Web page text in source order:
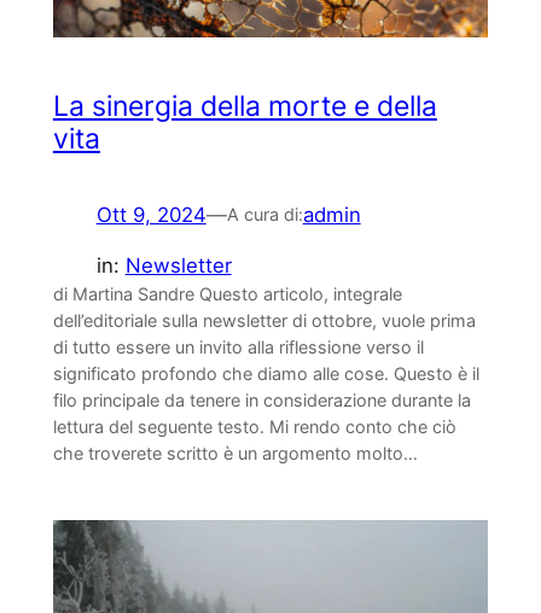
La sinergia della morte e della
vita
Ott 9, 2024—A cura di:admin
in: Newsletter
di Martina Sandre Questo articolo, integrale
dell’editoriale sulla newsletter di ottobre, vuole prima
di tutto essere un invito alla riflessione verso il
significato profondo che diamo alle cose. Questo è il
filo principale da tenere in considerazione durante la
lettura del seguente testo. Mi rendo conto che ciò
che troverete scritto è un argomento molto…